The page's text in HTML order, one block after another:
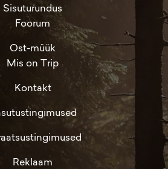
Sisuturundus
Foorum
Ost-müük
Mis on Trip
Kontakt
Reklaam